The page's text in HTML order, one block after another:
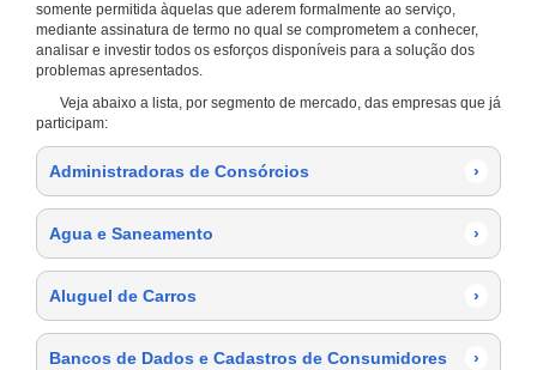
somente permitida àquelas que aderem formalmente ao serviço,
mediante assinatura de termo no qual se comprometem a conhecer,
analisar e investir todos os esforços disponíveis para a solução dos
problemas apresentados.
Veja abaixo a lista, por segmento de mercado, das empresas que já
participam:
Administradoras de Consórcios ›
Agua e Saneamento ›
Aluguel de Carros ›
Bancos de Dados e Cadastros de Consumidores ›